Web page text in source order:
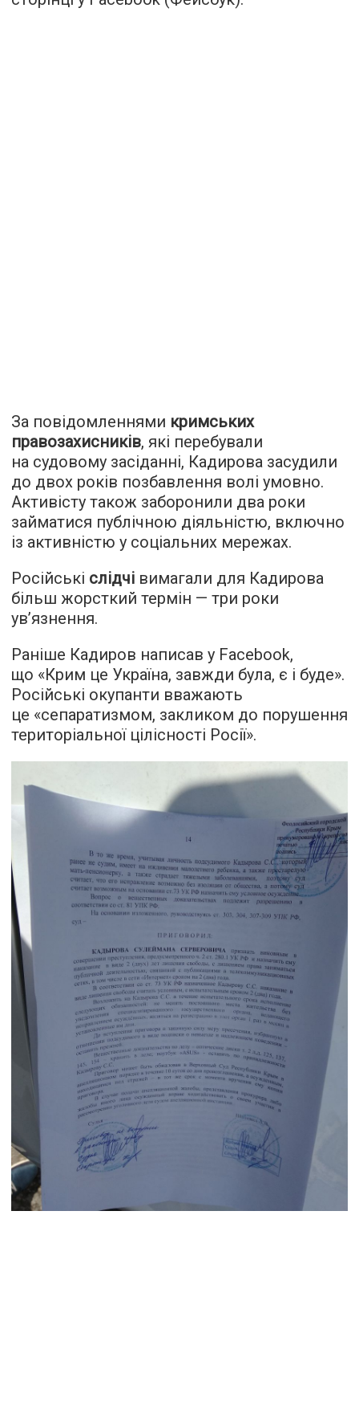
За повідомленнями кримських
правозахисників, які перебували
на судовому засіданні, Кадирова засудили
до двох років позбавлення волі умовно.
Активісту також заборонили два роки
займатися публічною діяльністю, включно
із активністю у соціальних мережах.
Російські слідчі вимагали для Кадирова
більш жорсткий термін — три роки
ув’язнення.
Раніше Кадиров написав у Facebook,
що «Крим це Україна, завжди була, є і буде».
Російські окупанти вважають
це «сепаратизмом, закликом до порушення
територіальної цілісності Росії».